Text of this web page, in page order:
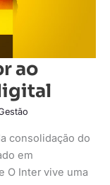
ao
consolidação do
em
O Inter vive uma